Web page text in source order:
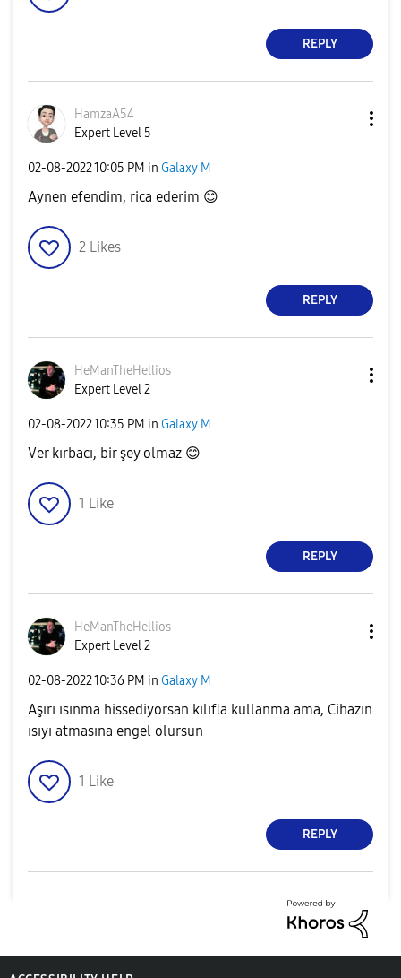
REPLY
HamzaA54
Expert Level 5
‎02-08-202210:05 PM in Galaxy M
Aynen efendim, rica ederim 😊
2 Likes
REPLY
HeManTheHellios
Expert Level 2
‎02-08-202210:35 PM in Galaxy M
Ver kırbacı, bir şey olmaz 😊
1 Like
REPLY
HeManTheHellios
Expert Level 2
‎02-08-202210:36 PM in Galaxy M
Aşırı ısınma hissediyorsan kılıfla kullanma ama, Cihazın
ısıyı atmasına engel olursun
1 Like
REPLY